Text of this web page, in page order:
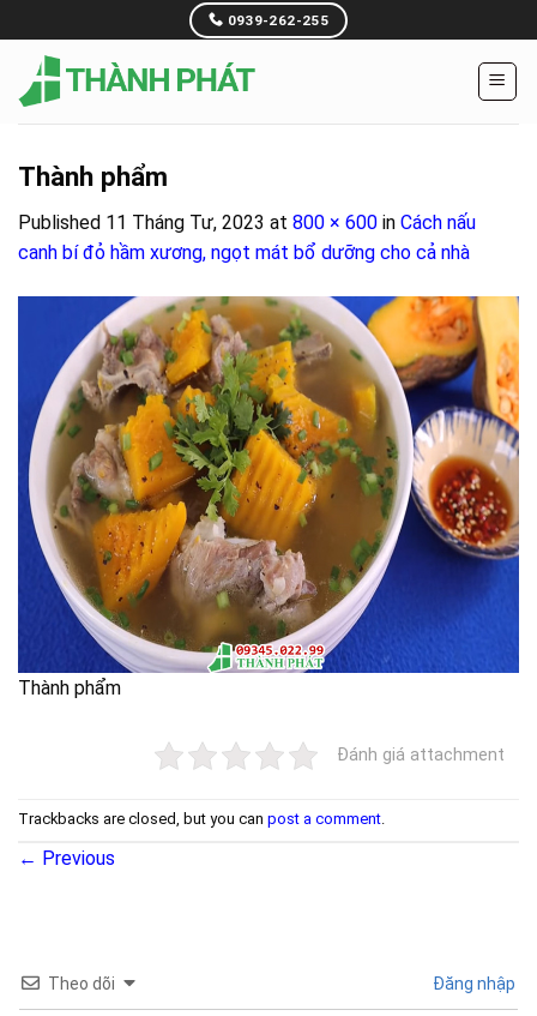
to
content
0939-262-255
Thành phẩm
Published 11 Tháng Tư, 2023 at 800 × 600 in Cách nấu
canh bí đỏ hầm xương, ngọt mát bổ dưỡng cho cả nhà
Thành phẩm
Đánh giá attachment
Trackbacks are closed, but you can post a comment.
← Previous
Theo dõi Đăng nhập